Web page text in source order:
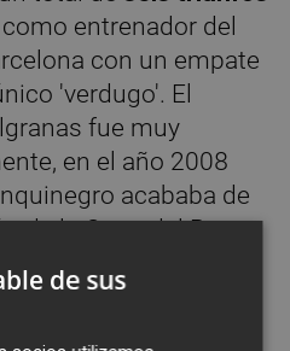
como entrenador del
con un empate
'verdugo'. El
fue muy
en el año 2008
acababa de
de la Copa del Rey,
de Bilbao y la visita
dolorosa.
de sus